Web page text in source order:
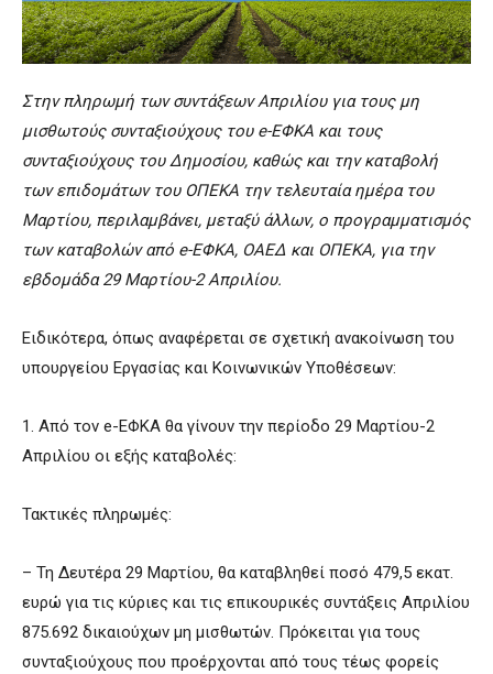
Στην πληρωμή των συντάξεων Απριλίου για τους μη
μισθωτούς συνταξιούχους του e-ΕΦΚΑ και τους
συνταξιούχους του Δημοσίου, καθώς και την καταβολή
των επιδομάτων του ΟΠΕΚΑ την τελευταία ημέρα του
Μαρτίου, περιλαμβάνει, μεταξύ άλλων, ο προγραμματισμός
των καταβολών από e-ΕΦΚΑ, ΟΑΕΔ και ΟΠΕΚΑ, για την
εβδομάδα 29 Μαρτίου-2 Απριλίου.
Ειδικότερα, όπως αναφέρεται σε σχετική ανακοίνωση του
υπουργείου Εργασίας και Κοινωνικών Υποθέσεων:
1. Από τον e-ΕΦΚΑ θα γίνουν την περίοδο 29 Μαρτίου-2
Απριλίου οι εξής καταβολές:
Τακτικές πληρωμές:
– Τη Δευτέρα 29 Μαρτίου, θα καταβληθεί ποσό 479,5 εκατ.
ευρώ για τις κύριες και τις επικουρικές συντάξεις Απριλίου
875.692 δικαιούχων μη μισθωτών. Πρόκειται για τους
συνταξιούχους που προέρχονται από τους τέως φορείς